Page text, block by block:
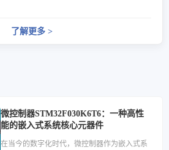
了解更多 >
微控制器STM32F030K6T6：一种高性
能的嵌入式系统核心元器件
在当今的数字化时代，微控制器作为嵌入式系